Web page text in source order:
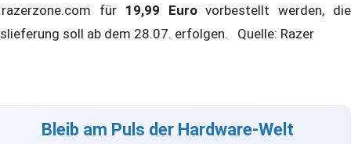
für 19,99 Eurovorbestellt werden, die
soll ab dem 28.07. erfolgen. Quelle: Razer
Bleib am Puls der Hardware-Welt